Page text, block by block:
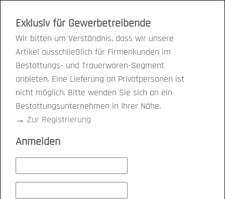
Exklusiv für Gewerbetreibende
Wir bitten um Verständnis, dass wir unsere
Artikel ausschließlich für Firmenkunden im
Bestattungs- und Trauerwaren-Segment
anbieten. Eine Lieferung an Privatpersonen ist
nicht möglich. Bitte wenden Sie sich an ein
Bestattungsunternehmen in Ihrer Nähe.
→ Zur Registrierung
Anmelden